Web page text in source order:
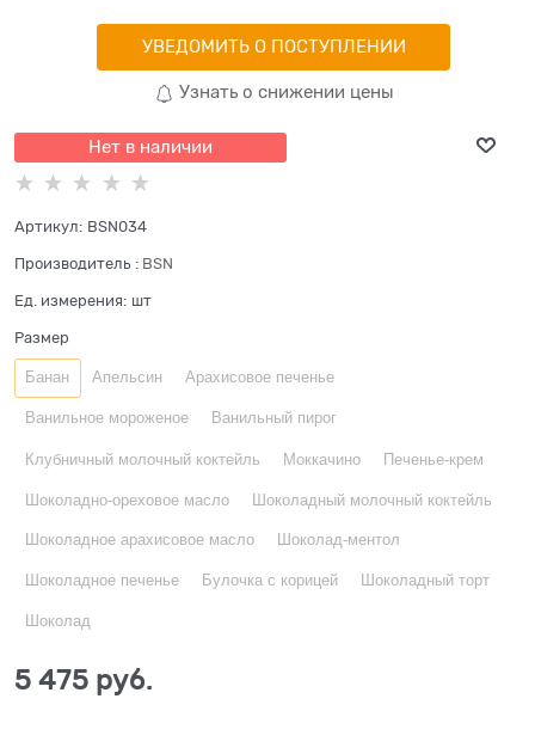
УВЕДОМИТЬ О ПОСТУПЛЕНИИ
Узнать о снижении цены
Нет в наличии
Артикул: BSN034
Производитель : BSN
Ед. измерения: шт
Размер
Банан Апельсин Арахисовое печенье
Ванильное мороженое Ванильный пирог
Клубничный молочный коктейль Моккачино Печенье-крем
Шоколадно-ореховое масло Шоколадный молочный коктейль
Шоколадное арахисовое масло Шоколад-ментол
Шоколадное печенье Булочка с корицей Шоколадный торт
Шоколад
5 475 руб.